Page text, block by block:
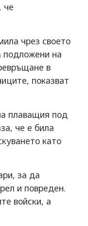
че
чрез своето
подложени на
в
показват
плаващия под
че е била
като
за да
и повреден.
войски, а